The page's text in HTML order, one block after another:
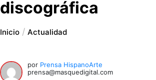
discográfica
Inicio Actualidad
por Prensa HispanoArte
prensa@masquedigital.com